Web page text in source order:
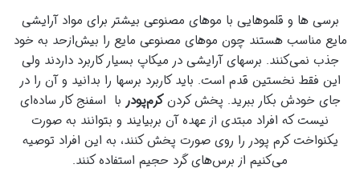
برسی ها و قلموهایی با موهای مصنوعی بیشتر برای مواد آرایشی
مایع مناسب هستند چون موهای مصنوعی مایع را بیش‌ازحد به خود
جذب نمی‌کنند. برسهای آرایشی در میکاپ بسیار کاربرد داردند ولی
این فقط نخستین قدم است. باید کاربرد برسها را بدانید و آن را در
جای خودش بکار ببرید. پخش کردنکرم‌پودر با اسفنج کار ساده‌ای
نیست که افراد مبتدی از عهده آن بربیایند و بتوانند به صورت
یکنواخت کرم پودر را روی صورت پخش کنند، به این افراد توصیه
می‌کنیم از برس‌های گرد حجیم استفاده کنند.